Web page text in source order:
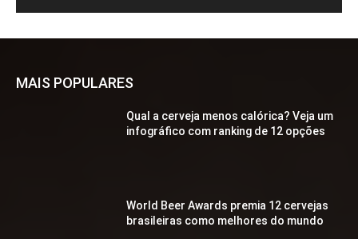
MAIS POPULARES
Qual a cerveja menos calórica? Veja um
infográfico com ranking de 12 opções
World Beer Awards premia 12 cervejas
brasileiras como melhores do mundo